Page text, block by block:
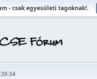
- csak egyesületi tagoknak!.